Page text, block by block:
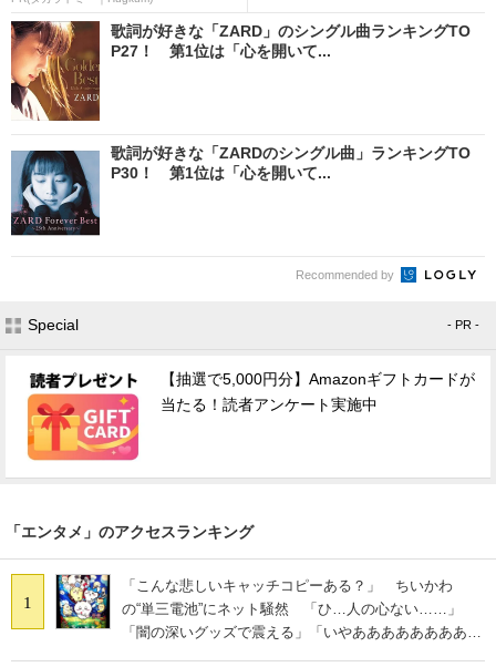
歌詞が好きな「ZARD」のシングル曲ランキングTO
P27！ 第1位は「心を開いて...
歌詞が好きな「ZARDのシングル曲」ランキングTO
P30！ 第1位は「心を開いて...
Recommended by
Special - PR -
【抽選で5,000円分】Amazonギフトカードが
当たる！読者アンケート実施中
「エンタメ」のアクセスランキング
1
「こんな悲しいキャッチコピーある？」 ちいかわ
の“単三電池”にネット騒然 「ひ…人の心ない……」
「闇の深いグッズで震える」「いやあああああああああ